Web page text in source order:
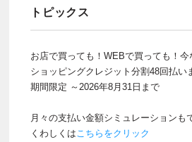
トピックス
お店で買っても！WEBで買っても！今
ショッピングクレジット分割48回払い
期間限定 ～2026年8月31日まで
月々の支払い金額シミュレーションも
くわしくはこちらをクリック